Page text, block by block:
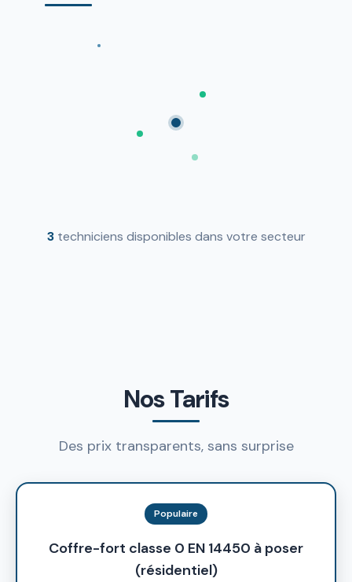
3techniciens disponibles dans votre secteur
Nos Tarifs
Des prix transparents, sans surprise
Populaire
Coffre-fort classe 0 EN 14450 à poser
(résidentiel)